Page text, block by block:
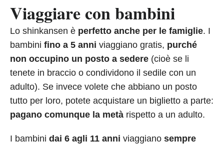
Viaggiare con bambini
Lo shinkansen è perfetto anche per le famiglie. I
bambini fino a 5 anni viaggiano gratis, purché
non occupino un posto a sedere (cioè se li
tenete in braccio o condividono il sedile con un
adulto). Se invece volete che abbiano un posto
tutto per loro, potete acquistare un biglietto a parte:
pagano comunque la metà rispetto a un adulto.
I bambini dai 6 agli 11 anni viaggiano sempre